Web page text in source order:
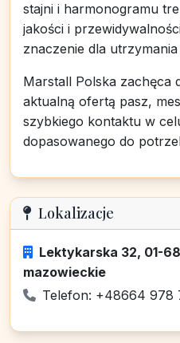
stajni i harmonogramu
jakości i
znaczenie dla
Marstall Polska zachęca
aktualną ofertą pasz,
szybkiego kontaktu w
dopasowanego do
Lokalizacje
Lektykarska 32, 01-
mazowieckie
Telefon: +48664 978